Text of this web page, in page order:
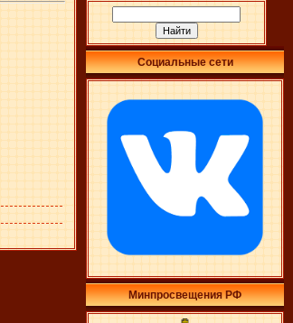
Социальные сети
Минпросвещения РФ